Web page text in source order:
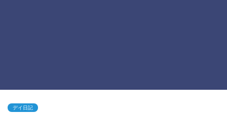
デイ日記